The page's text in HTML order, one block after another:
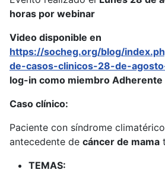
horas por webinar
Video disponible en
https://socheg.org/blog/
de-casos-clinicos-28-de-
log-in como miembro Adherente
Caso clínico:
Paciente con síndrome
antecedente de cáncer de mama
TEMAS: